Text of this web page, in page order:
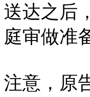
送达之后
庭审做准
注意，原